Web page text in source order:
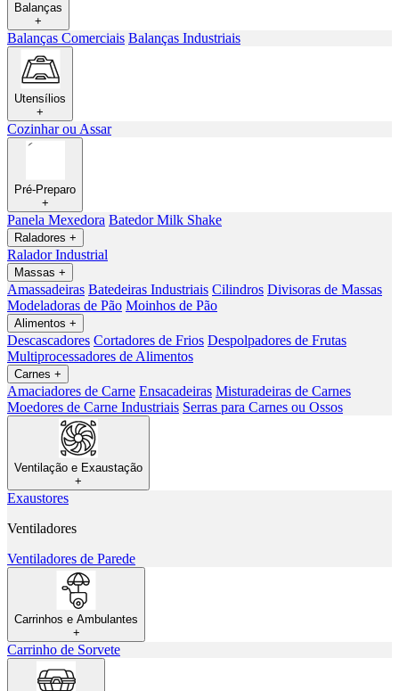
Balanças
+
Balanças Comerciais Balanças Industriais
Utensílios
+
Cozinhar ou Assar
Pré-Preparo
+
Panela Mexedora Batedor Milk Shake
Raladores +
Ralador Industrial
Massas +
Amassadeiras Batedeiras Industriais Cilindros Divisoras de Massas
Modeladoras de Pão Moinhos de Pão
Alimentos +
Descascadores Cortadores de Frios Despolpadores de Frutas
Multiprocessadores de Alimentos
Carnes +
Amaciadores de Carne Ensacadeiras Misturadeiras de Carnes
Moedores de Carne Industriais Serras para Carnes ou Ossos
Ventilação e Exaustação
+
Exaustores
Ventiladores
Ventiladores de Parede
Carrinhos e Ambulantes
+
Carrinho de Sorvete